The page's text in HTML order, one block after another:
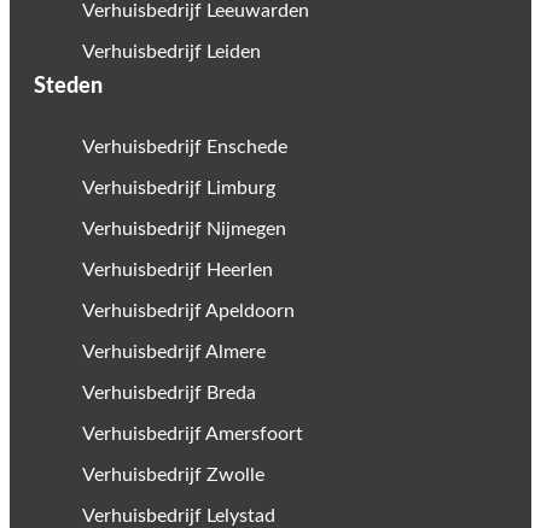
Verhuisbedrijf Leeuwarden
Verhuisbedrijf Leiden
Steden
Verhuisbedrijf Enschede
Verhuisbedrijf Limburg
Verhuisbedrijf Nijmegen
Verhuisbedrijf Heerlen
Verhuisbedrijf Apeldoorn
Verhuisbedrijf Almere
Verhuisbedrijf Breda
Verhuisbedrijf Amersfoort
Verhuisbedrijf Zwolle
Verhuisbedrijf Lelystad